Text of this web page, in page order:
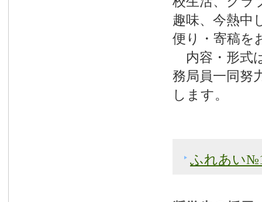
趣味、今熱中
便り・寄稿を
内容・形式
務局員一同努
します。
ふれあい